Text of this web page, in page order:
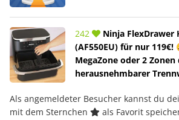
242
Ninja
(AF550EU) für nur 119€!
MegaZone oder 2 Zonen
herausnehmbarer
Als angemeldeter Besucher kannst du
mit dem Sternchen
als Favorit